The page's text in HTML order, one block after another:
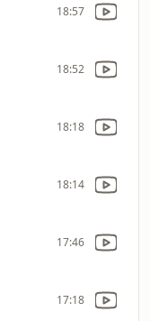
18:57
18:52
18:18
18:14
17:46
17:18